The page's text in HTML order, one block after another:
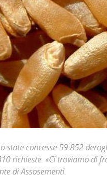
state concesse 59.852
richieste. «Ci troviamo di
di Assosementi.